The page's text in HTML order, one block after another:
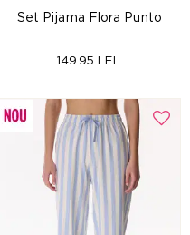
Set Pijama Flora Punto
149.95 LEI